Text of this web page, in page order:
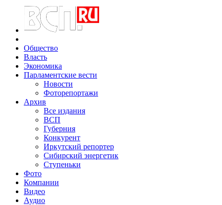
Общество
Власть
Экономика
Парламентские вести
Новости
Фоторепортажи
Архив
Все издания
ВСП
Губерния
Конкурент
Иркутский репортер
Сибирский энергетик
Ступеньки
Фото
Компании
Видео
Аудио